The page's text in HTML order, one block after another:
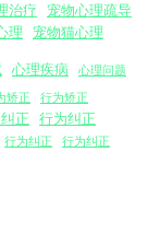
治疗
宠物心理疏导
理 宠物猫心理
心理疾病 心理问题
矫正 行为矫正
正
行为纠正
行为纠正 行为纠正